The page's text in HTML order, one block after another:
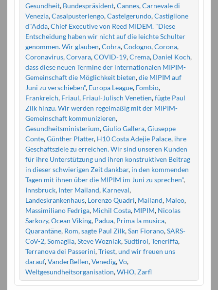
Gesundheit, Bundespräsident,Cannes,Carnevale di
Venezia,Casalpusterlengo,Castelgerundo,Castiglione
d"Adda,Chief Executive von Reed MIDEM. "Diese
Entscheidung haben wir nicht auf die leichte Schulter
genommen. Wir glauben,Cobra,Codogno,Corona,
Coronavirus,Corvara,COVID-19,Crema, Daniel Koch,
dass diese neuen Termine der internationalen MIPIM-
Gemeinschaft die Möglichkeit bieten,die MIPIM auf
Juni zu verschieben", Europa League, Fombio,
Frankreich, Friaul, Friaul-Julisch Venetien,fügte Paul
Zilk hinzu. Wir werden regelmäßig mit der MIPIM-
Gemeinschaft kommunizieren,
Gesundheitsministerium,Giulio Gallera,Giuseppe
Conte,Günther Platter, H10 Costa Adejie Palace, ihre
Geschäftsziele zu erreichen. Wir sind unseren Kunden
für ihre Unterstützung und ihren konstruktiven Beitrag
in dieser schwierigen Zeit dankbar, in den kommenden
Tagen mit ihnen über die MIPIM im Juni zu sprechen",
Innsbruck, Inter Mailand, Karneval,
Landeskrankenhaus, Lorenzo Quadri, Mailand, Maleo,
Massimiliano Fedriga, Michil Costa, MIPIM, Nicolas
Sarkozy,Ocean Viking, Padua, Prima la musica,
Quarantäne, Rom,sagte Paul Zilk,San Fiorano,SARS-
CoV-2,Somaglia,Steve Wozniak,Südtirol,Teneriffa,
Terranova dei Passerini,Triest,und wir freuen uns
darauf,VanderBellen,Venedig,Vo,
Weltgesundheitsorganisation,WHO,Zarfl